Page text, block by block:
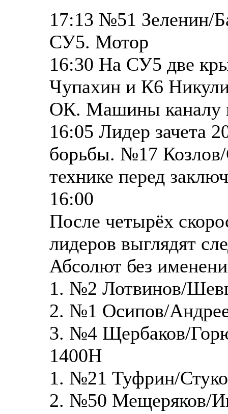
17:13 №51 Зеленин/
СУ5. Мотор
16:30 На СУ5 две
Чупахин и К6
ОК. Машины каналу
16:05 Лидер зачета
борьбы. №17 Козлов/
технике перед
16:00
После четырёх
лидеров выглядят
Абсолют без
1. №2 Лотвинов/
2. №1 Осипов/
3. №4 Щербаков/
1400Н
1. №21 Туфрин/
2. №50 Мещеряков/